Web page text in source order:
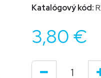
Katalógový kód:
3,80 €